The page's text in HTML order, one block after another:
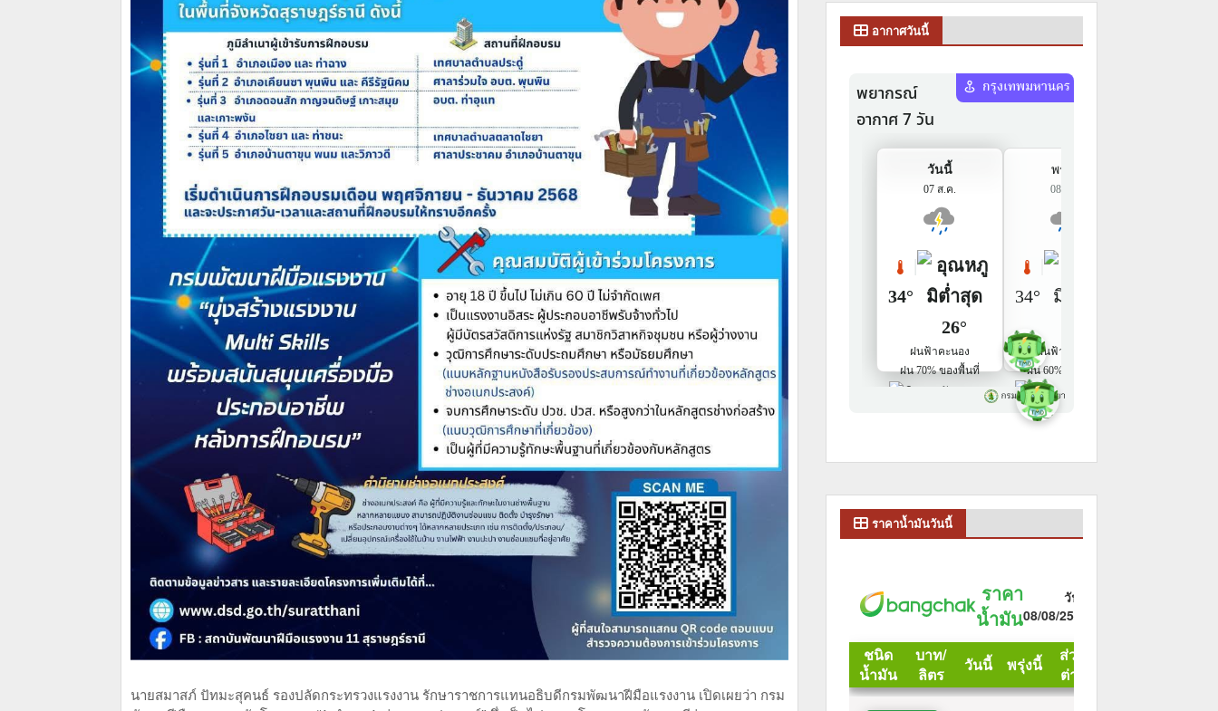
นายสมาสภ์ ปัทมะสุคนธ์ รองปลัดกระทรวงแรงงาน รักษาราชการแทนอธิบดีกรมพัฒนาฝีมือแรงงาน เปิดเผยว่า กรม
อากาศวันนี้
ราคาน้ำมันวันนี้